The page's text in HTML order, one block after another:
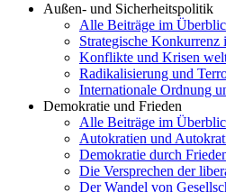
Außen- und Sicherheitspolitik
Alle Beiträge im
Strategische Konkurrenz
Konflikte und Krisen
Radikalisierung und
Internationale Ordnung
Demokratie und Frieden
Alle Beiträge im
Autokratien und
Demokratie durch
Die Versprechen der
Der Wandel von